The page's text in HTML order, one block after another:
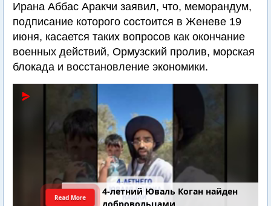
Ирана Аббас Аракчи заявил, что, меморандум,
подписание которого состоится в Женеве 19
июня, касается таких вопросов как окончание
военных действий, Ормузский пролив, морская
блокада и восстановление экономики.
4-летний Юваль Коган найден
Read More